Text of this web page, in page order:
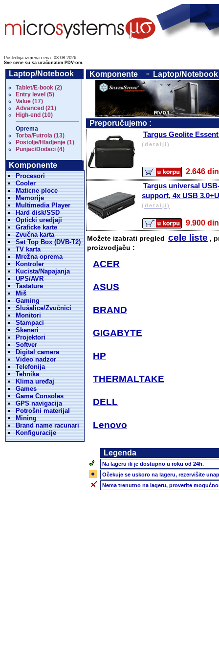
Poslednja izmena cena: 03.08.2026.
Sve cene su sa uračunatim PDV-om.
Laptop/Notebook
Tablet/E-book (2)
Entry level (5)
Value (17)
Advanced (21)
High-end (10)
Oprema
Torba/Futrola (13)
Postolje/Hladjenje (1)
Punjac/Dodaci (4)
Komponente
Procesori
Cooler
Maticne ploce
Memorije
Multimedia Player
Hard disk/SSD
Opticki uredjaji
Graficke karte
Zvučna karta
Set Top Box (DVB-T2)
TV karta
Mrežna oprema
Kontroler
Kucista/Napajanja
UPS/AVR
Tastature
Miš
Gaming
Slušalice/Zvučnici
Monitori
Stampaci
Skeneri
Projektori
Softver
Digital camera
Video nadzor
Telefonija
Tehnika
Klima uređaj
Games
Game Consoles
GPS navigacija
Potrošni materijal
Mining
Brand name racunari
Konfiguracije
Komponente Laptop/Notebook
Preporučujemo :
Targus Geolite
(detalji)
2.646
Targus universal
support, 4x USB
(detalji)
9.900
Možete izabrati pregled cele liste ,
proizvodjaču :
ACER
ASUS
BRAND
GIGABYTE
HP
THERMALTAKE
DELL
Lenovo
Legenda
Na lageru ili je dostupno u roku od 24h.
Očekuje se uskoro na lageru, rezervišite
Nema trenutno na lageru, proverite